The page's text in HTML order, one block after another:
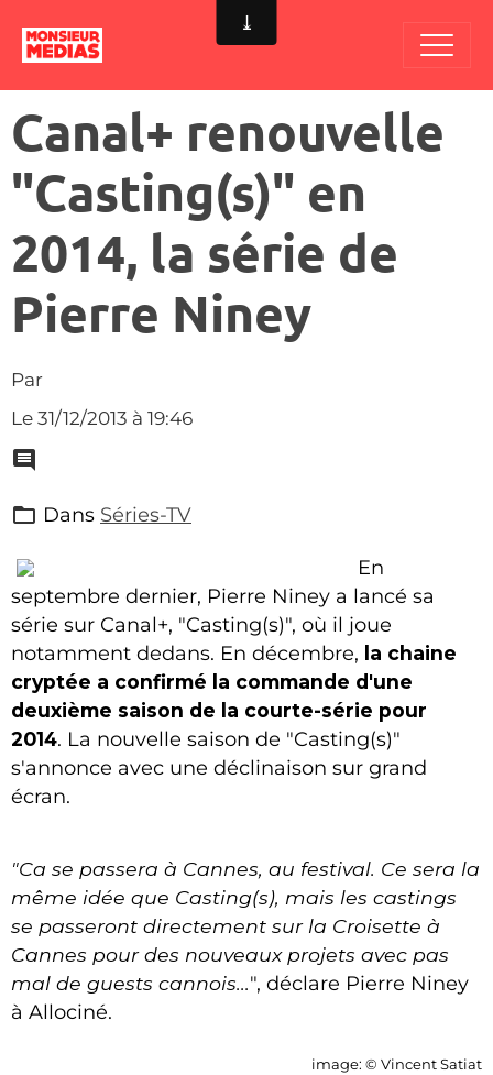
Canal+ renouvelle
"Casting(s)" en
2014, la série de
Pierre Niney
Par
Le 31/12/2013 à 19:46
Dans Séries-TV
En
septembre dernier, Pierre Niney a lancé sa
série sur Canal+, "Casting(s)", où il joue
notamment dedans. En décembre, la chaine
cryptée a confirmé la commande d'une
deuxième saison de la courte-série pour
2014. La nouvelle saison de "Casting(s)"
s'annonce avec une déclinaison sur grand
écran.
"Ca se passera à Cannes, au festival. Ce sera la
même idée que Casting(s), mais les castings
se passeront directement sur la Croisette à
Cannes pour des nouveaux projets avec pas
mal de guests cannois...", déclare Pierre Niney
à Allociné.
image: © Vincent Satiat